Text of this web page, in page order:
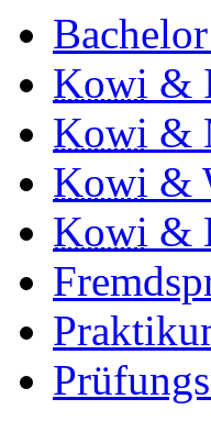
Kowi &
Kowi &
Kowi &
Kowi &